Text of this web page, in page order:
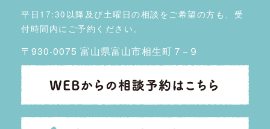
平日17:30以降及び土曜日の相談をご希望の方も、受
付時間内にご予約ください。
〒930-0075 富山県富山市相生町７−９